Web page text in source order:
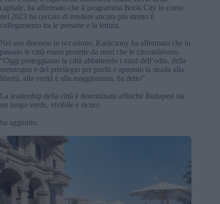
capitale, ha affermato che il programma Book City in corso
nel 2023 ha cercato di rendere ancora più stretto il
collegamento tra le persone e la lettura.
Nel suo discorso in occasione, Karácsony ha affermato che in
passato le città erano protette da muri che le circondavano.
“Oggi proteggiamo la città abbattendo i muri dell’odio, della
menzogna e del privilegio per pochi e aprendo la strada alla
libertà, alla verità e alla maggioranza, ha detto”.
La leadership della città è determinata affinché Budapest sia
un luogo verde, vivibile e sicuro
ha aggiunto.